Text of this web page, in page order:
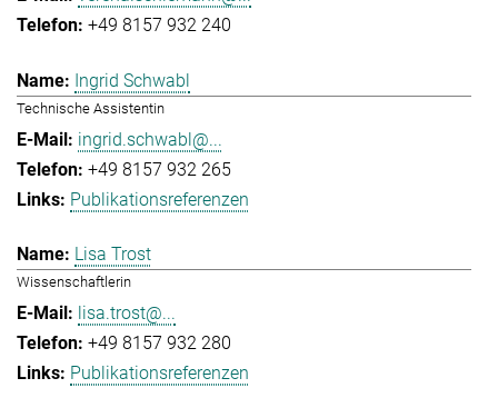
+49 8157 932 240
Ingrid Schwabl
Technische Assistentin
ingrid.schwabl@...
+49 8157 932 265
Publikationsreferenzen
Lisa Trost
Wissenschaftlerin
lisa.trost@...
+49 8157 932 280
Publikationsreferenzen